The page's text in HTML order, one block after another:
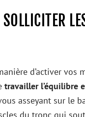
d’activer vos
travailler l’équilibre
asseyant sur le
du tronc qui